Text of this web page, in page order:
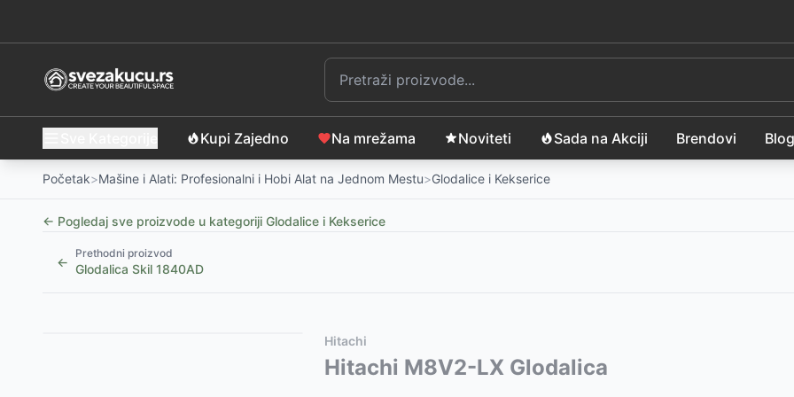
Kupi Zajedno Na mrežama Noviteti Sada na Akciji Brendovi Blog
Početak>Mašine i Alati: Profesionalni i Hobi Alat na Jednom Mestu>Glodalice i Kekserice
← Pogledaj sve proizvode u kategoriji Glodalice i Kekserice
←
Prethodni proizvod
Glodalica Skil 1840AD
Akumulatorska jednoručna glodalica Villager Fuse VLN 1020 Bez baterije i punjača-
Ovaj proizvod nije dostupan, pogledajte slične proizvode:
Hitachi
Hitachi M8V2-LX Glodalica